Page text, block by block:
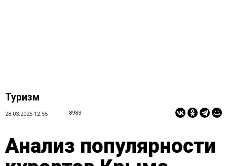
Туризм
28.03.2025 12:55 8983
Анализ популярности